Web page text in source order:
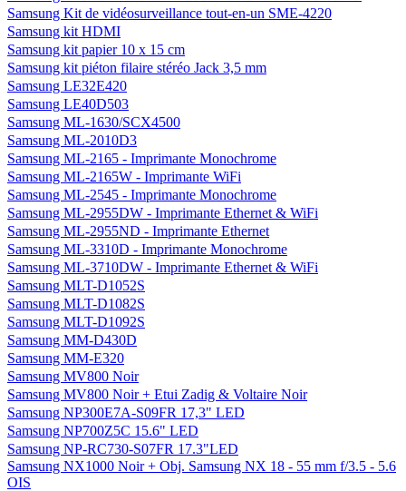
Samsung Kit de vidéosurveillance tout-en-un SME-4220
Samsung kit HDMI
Samsung kit papier 10 x 15 cm
Samsung kit piéton filaire stéréo Jack 3,5 mm
Samsung LE32E420
Samsung LE40D503
Samsung ML-1630/SCX4500
Samsung ML-2010D3
Samsung ML-2165 - Imprimante Monochrome
Samsung ML-2165W - Imprimante WiFi
Samsung ML-2545 - Imprimante Monochrome
Samsung ML-2955DW - Imprimante Ethernet & WiFi
Samsung ML-2955ND - Imprimante Ethernet
Samsung ML-3310D - Imprimante Monochrome
Samsung ML-3710DW - Imprimante Ethernet & WiFi
Samsung MLT-D1052S
Samsung MLT-D1082S
Samsung MLT-D1092S
Samsung MM-D430D
Samsung MM-E320
Samsung MV800 Noir
Samsung MV800 Noir + Etui Zadig & Voltaire Noir
Samsung NP300E7A-S09FR 17,3" LED
Samsung NP700Z5C 15.6" LED
Samsung NP-RC730-S07FR 17.3"LED
Samsung NX1000 Noir + Obj. Samsung NX 18 - 55 mm f/3.5 - 5.6
OIS